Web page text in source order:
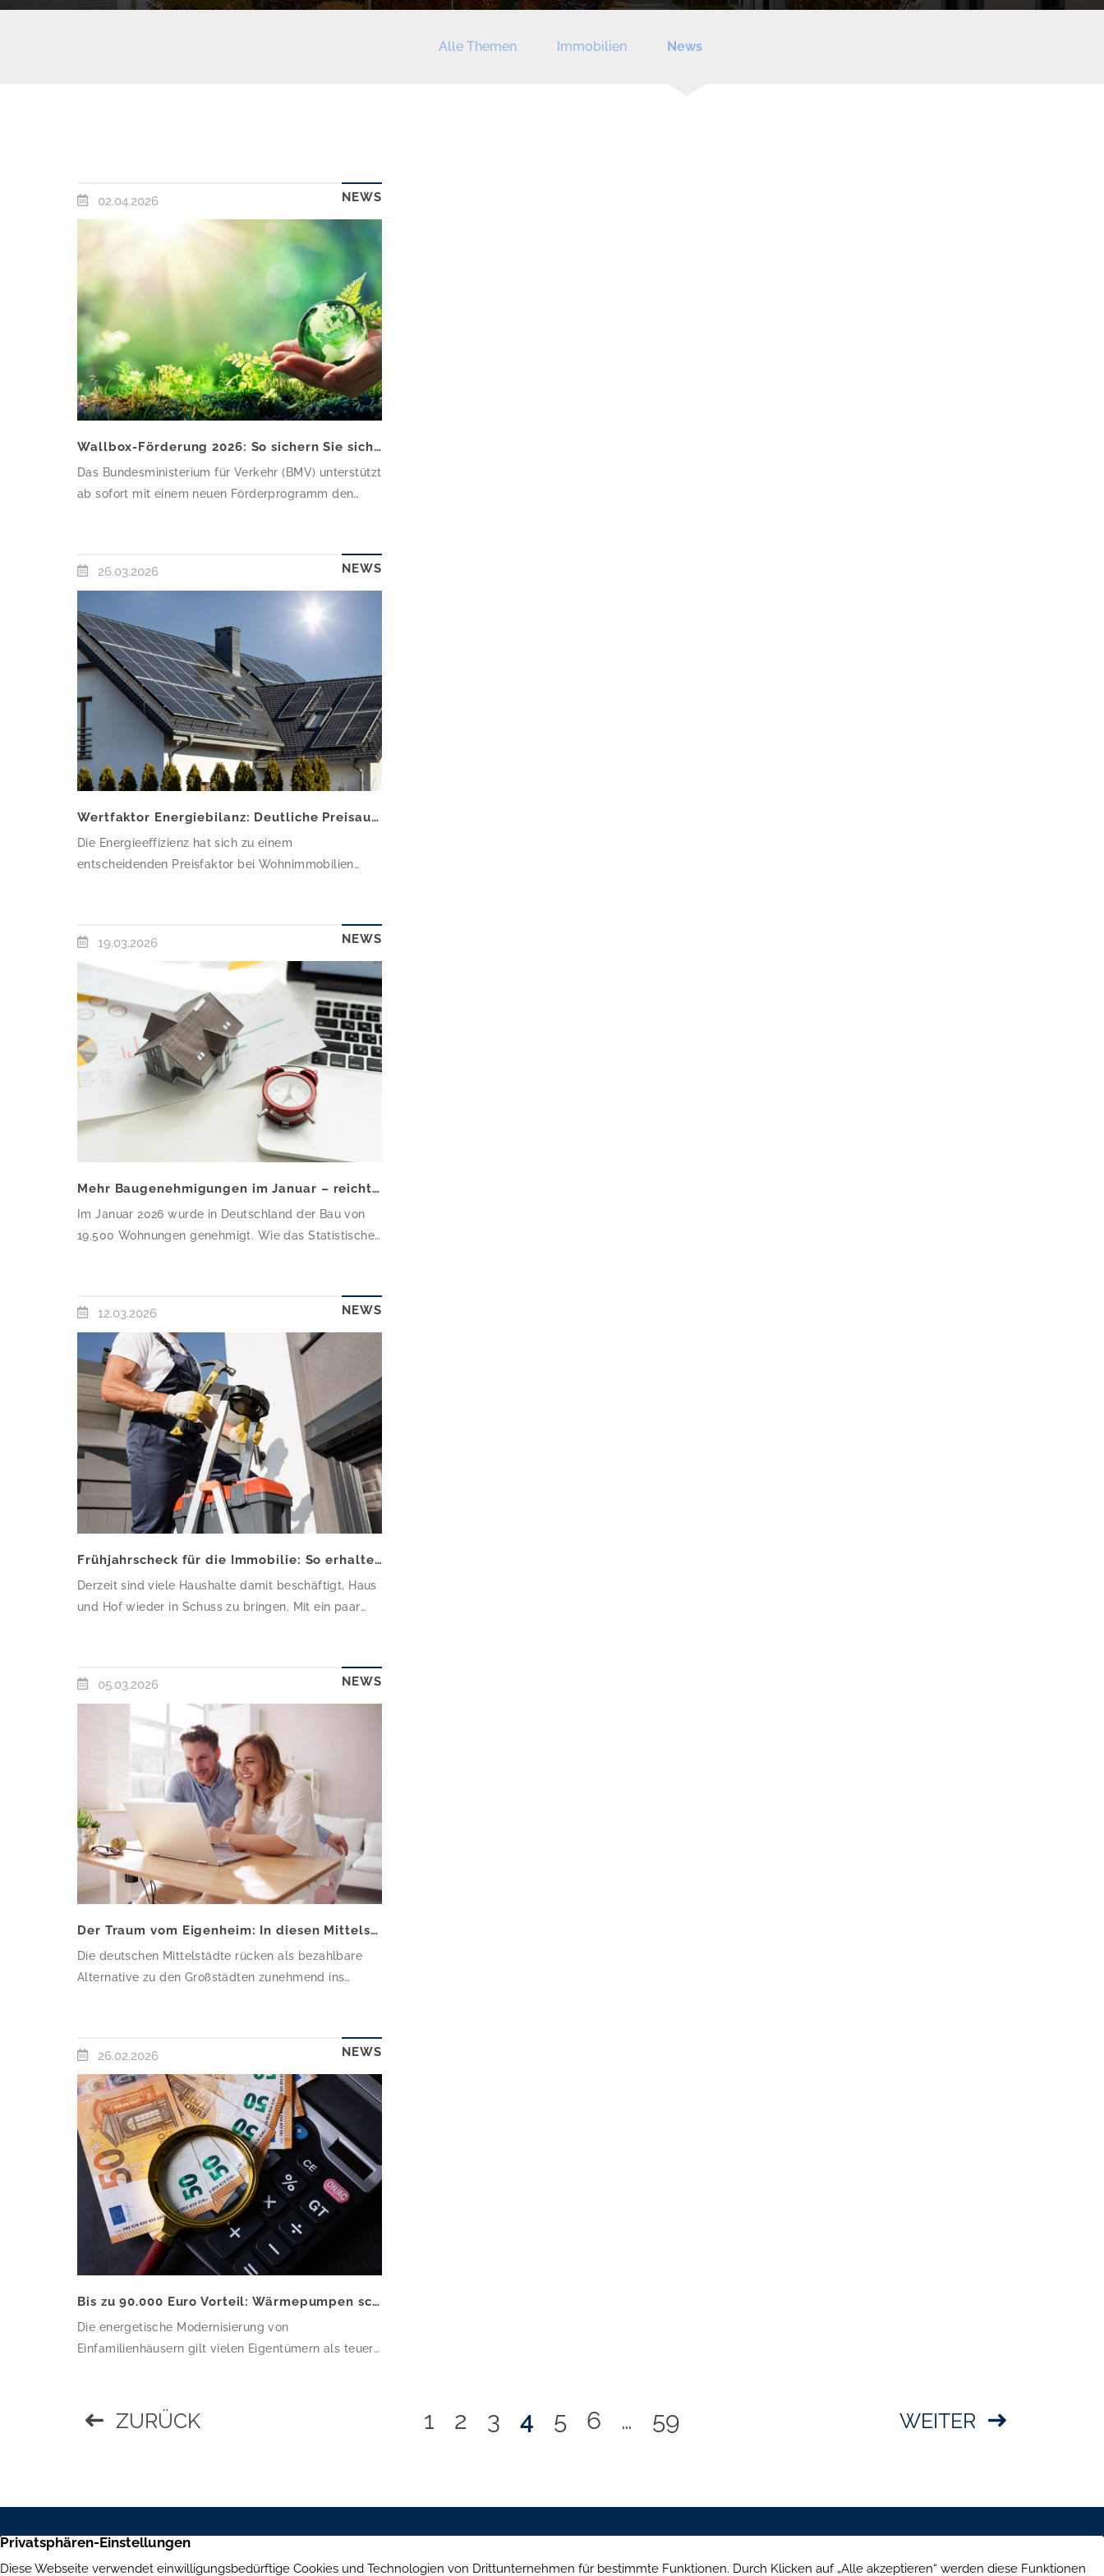
Alle Themen Immobilien News
02.04.2026 NEWS
Wallbox-Förderung 2026: So sichern Sie sich bis zu 2.000 Euro pro Stellplatz
Das Bundesministerium für Verkehr (BMV) unterstützt
ab sofort mit einem neuen Förderprogramm den
den Gebäudebestand in den Blick, um den Zugang
zu Ladeinfrastruktur an den rund 9 Millionen
Stellplätzen außerhalb des Straßenverkehrs zu
erleichtern. Gefördert werden die Anschaffung und
Errichtung von privater Ladeinfrastruktur, […]
26.03.2026 NEWS
Wertfaktor Energiebilanz: Deutliche Preisaufschläge für effiziente Wohngebäude
Die Energieeffizienz hat sich zu einem
entscheidenden Preisfaktor bei Wohnimmobilien
Preise. Wohnungen mit der besten
Energieeffizienzklasse A+ kosten im bundesweiten
Durchschnitt rund 20 Prozent mehr als vergleichbare
Objekte mit mittlerem Energiestandard der Klasse D.
Zu diesem Ergebnis kommt eine […]
19.03.2026 NEWS
Mehr Baugenehmigungen im Januar – reicht das für die Wende?
Im Januar 2026 wurde in Deutschland der Bau von
19.500 Wohnungen genehmigt. Wie das Statistische
Januar 2025. Dabei stieg die Zahl der genehmigten
Wohnungen im Neubau um 7,4 Prozent oder 1.100
auf 16.400. Die Zahl genehmigter Wohnungen, die
durch den Umbau bestehender Gebäude entstehen,
stieg im Januar 2026 gegenüber […]
12.03.2026 NEWS
Frühjahrscheck für die Immobilie: So erhalten und steigern Sie den Hauswert
Derzeit sind viele Haushalte damit beschäftigt, Haus
und Hof wieder in Schuss zu bringen. Mit ein paar
und so den Wert der Immobilie mindestens erhalten,
wenn nicht sogar steigern. Der Immobilienverband
Deutschland IVD West gibt fünf konkrete
Empfehlungen zur Frühjahrspflege von […]
05.03.2026 NEWS
Der Traum vom Eigenheim: In diesen Mittelstädten ist er noch bezahlbar
Die deutschen Mittelstädte rücken als bezahlbare
Alternative zu den Großstädten zunehmend ins
Bestandswohnungen in ausgewählten Mittelstädten
durch das Immobilienportal Immowelt zeigt, dass
der Traum von den eigenen vier Wänden hier nach
wie vor realisierbar ist. Zwar sind die
Wohnungspreise in 108 von 120 untersuchten
Städten mit […]
26.02.2026 NEWS
Bis zu 90.000 Euro Vorteil: Wärmepumpen schlagen Gas und Öl
Die energetische Modernisierung von
Einfamilienhäusern gilt vielen Eigentümern als teuer
nicht allein an den Investitionskosten, sondern an
ZURÜCK 1 2 3 4 5 6 … 59 WEITER
Aumer Immobilien Mühlendamm 84a, 22087 Hamburg Brandenburgische Straße 39, 10707 Berlin